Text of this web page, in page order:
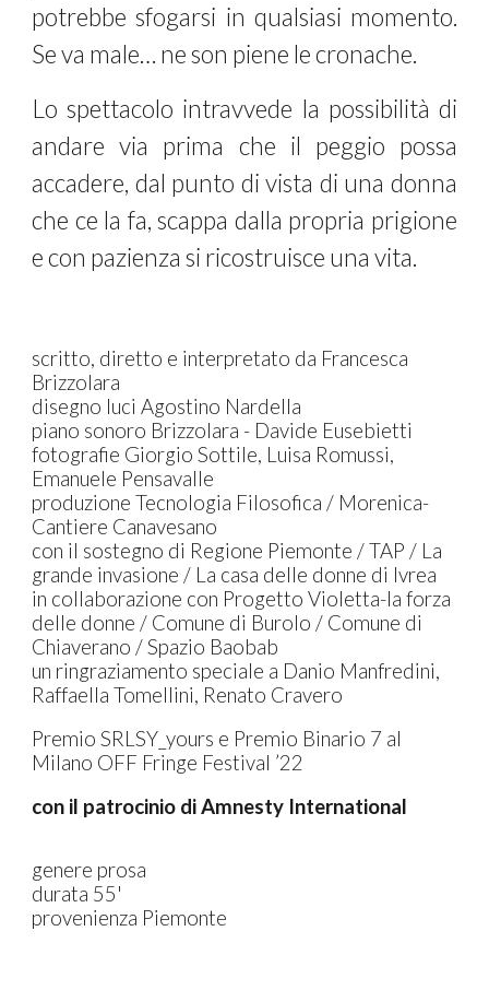
potrebbe sfogarsi in qualsiasi momento.
Se va male… ne son piene le cronache.
Lo spettacolo intravvede la possibilità di
andare via prima che il peggio possa
accadere, dal punto di vista di una donna
che ce la fa, scappa dalla propria prigione
e con pazienza si ricostruisce una vita.
scritto, diretto e interpretato da Francesca
Brizzolara
disegno luci Agostino Nardella
piano sonoro Brizzolara - Davide Eusebietti
fotografie Giorgio Sottile, Luisa Romussi,
Emanuele Pensavalle
produzione Tecnologia Filosofica / Morenica-
Cantiere Canavesano
con il sostegno di Regione Piemonte / TAP / La
grande invasione / La casa delle donne di Ivrea
in collaborazione con Progetto Violetta-la forza
delle donne / Comune di Burolo / Comune di
Chiaverano / Spazio Baobab
un ringraziamento speciale a Danio Manfredini,
Raffaella Tomellini, Renato Cravero
Premio SRLSY_yours e Premio Binario 7 al
Milano OFF Fringe Festival ’22
con il patrocinio di Amnesty International
genere prosa
durata 55'
provenienza Piemonte